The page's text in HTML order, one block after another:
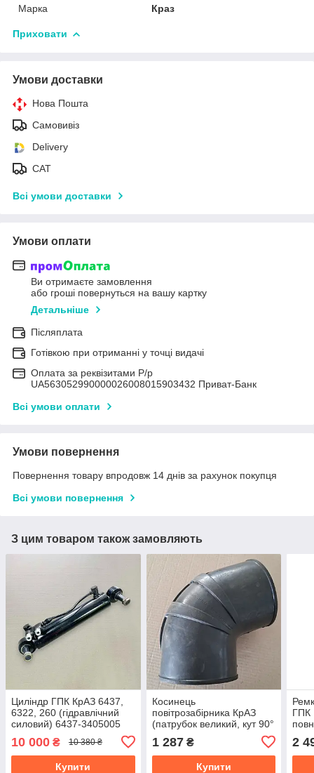
Марка Краз
Приховати
Умови доставки
Нова Пошта
Самовивіз
Delivery
САТ
Всі умови доставки
Умови оплати
Ви отримаєте замовлення
або гроші повернуться на вашу картку
Детальніше
Післяплата
Готівкою при отриманні у точці видачі
Оплата за реквізитами Р/р
UA563052990000026008015903432 Приват-Банк
Всі умови оплати
Умови повернення
Повернення товару впродовж 14 днів за рахунок покупця
Всі умови повернення
З цим товаром також замовляють
Циліндр ГПК КрАЗ 6437,
6322, 260 (гідравлічний
силовий) 6437-3405005
10 000 ₴ 10 380 ₴
Купити
Косинець
повітрозабірника КрАЗ
(патрубок великий, кут 90°
діаметр 130/130 мм) 260-
1109747
1 287₴
Купити
ГПК
2